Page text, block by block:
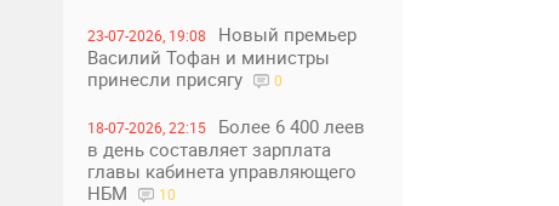
23-07-2026, 19:08
Новый премьер
Василий Тофан и министры
принесли присягу
0
18-07-2026, 22:15
Более 6 400 леев
в день составляет зарплата
главы кабинета управляющего
НБМ
10